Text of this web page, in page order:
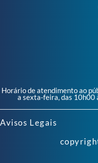
Horário de atendimento ao
a sexta-feira, das 10h00
Avisos Legais